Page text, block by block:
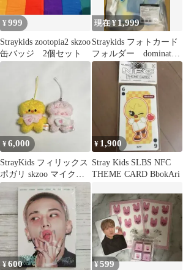
¥999
Straykids zootopia2 skzoo
缶バッジ 2個セット
現在 ¥ 1,999
Straykids フォトカード
フォルダー dominate
アンコン
¥6,000
StrayKids フィリックス
ポガリ skzoo マイクロ
ぬい セット
¥ 1,900
Stray Kids SLBS NFC
THEME CARD BbokAri
¥600 ¥599